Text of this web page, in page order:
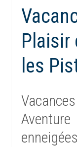
Plaisir
les
enneigées